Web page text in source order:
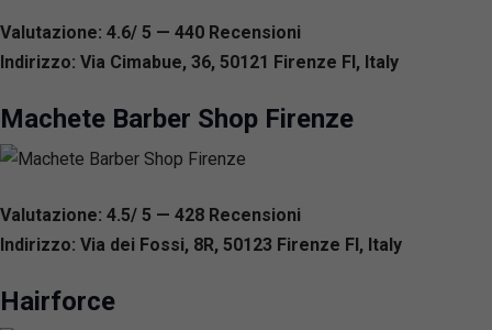
Valutazione: 4.6/ 5 — 440 Recensioni
Indirizzo: Via Cimabue, 36, 50121 Firenze FI, Italy
Machete Barber Shop Firenze
Valutazione: 4.5/ 5 — 428 Recensioni
Indirizzo: Via dei Fossi, 8R, 50123 Firenze FI, Italy
Hairforce